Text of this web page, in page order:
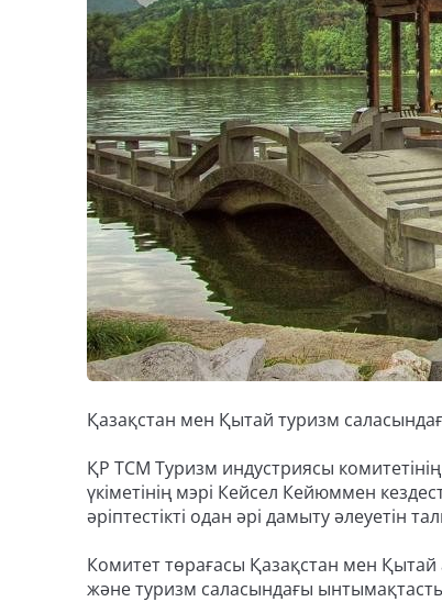
Қазақстан мен Қытай туризм
ҚР ТСМ Туризм индустриясы
үкіметінің мэрі Кейсел Кейюммен
әріптестікті одан әрі дамыту әлеуетін
Комитет төрағасы Қазақстан мен
және туризм саласындағы